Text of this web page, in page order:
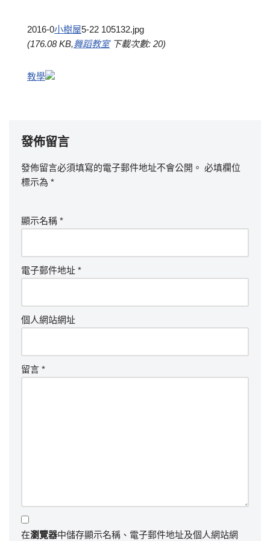
2016-0小樹屋5-22 105132.jpg
(176.08 KB,舞蹈教室下載次數: 20)
教學
發佈留言
發佈留言必須填寫的電子郵件地址不會公開。 必填欄位
標示為 *
顯示名稱 *
電子郵件地址 *
個人網站網址
留言 *
在瀏覽器中儲存顯示名稱、電子郵件地址及個人網站網